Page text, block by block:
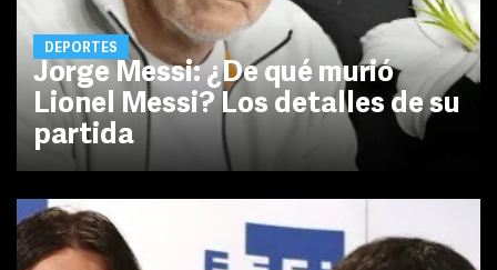
DEPORTES
Jorge Messi: ¿De qué murió
Lionel Messi? Los detalles de su
partida